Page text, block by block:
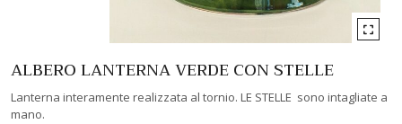
ALBERO LANTERNA VERDE CON STELLE
Lanterna interamente realizzata al tornio. LE STELLE sono intagliate a
mano.